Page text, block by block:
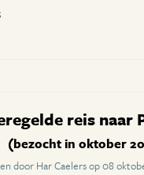
reis naar
(bezocht in oktober
door Har Caelers op 08